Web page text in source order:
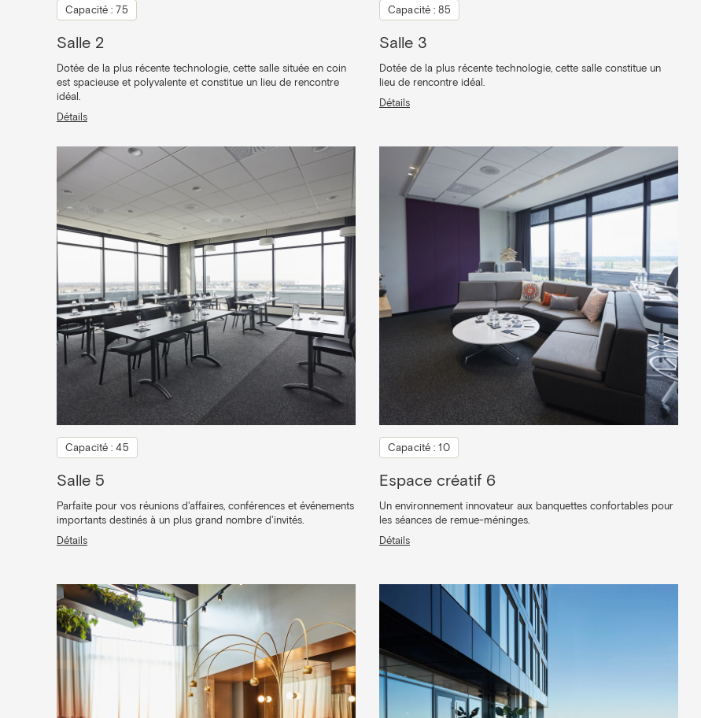
Capacité : 75
Salle 2
Dotée de la plus récente technologie, cette salle située en coin
est spacieuse et polyvalente et constitue un lieu de rencontre
idéal.
Détails
Capacité : 85
Salle 3
Dotée de la plus récente technologie, cette salle constitue un
lieu de rencontre idéal.
Détails
Capacité : 45
Salle 5
Parfaite pour vos réunions d'affaires, conférences et événements
importants destinés à un plus grand nombre d'invités.
Détails
Capacité : 10
Espace créatif 6
Un environnement innovateur aux banquettes confortables pour
les séances de remue-méninges.
Détails